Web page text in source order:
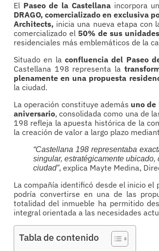
El Paseo de la Castellanaincorpora
DRAGO, comercializado en exclusiva
Architects, inicia una nueva etapa con
comercializado el 50% de sus unidades
residenciales más emblemáticos de la
Situado en la confluencia del Paseo
Castellana 198 representa la
plenamente en una propuesta
la ciudad.
La operación constituye además uno de
aniversario, consolidada como una de
198 refleja la apuesta histórica de la
la creación de valor a largo plazo
“Castellana 198 representaba
singular, estratégicamente
ciudad”, explica Mayte Medina,
La compañía identificó desde el inicio
podría convertirse en una de las
totalidad del inmueble ha permitido
integral orientada a las necesidades
Tabla de contenido